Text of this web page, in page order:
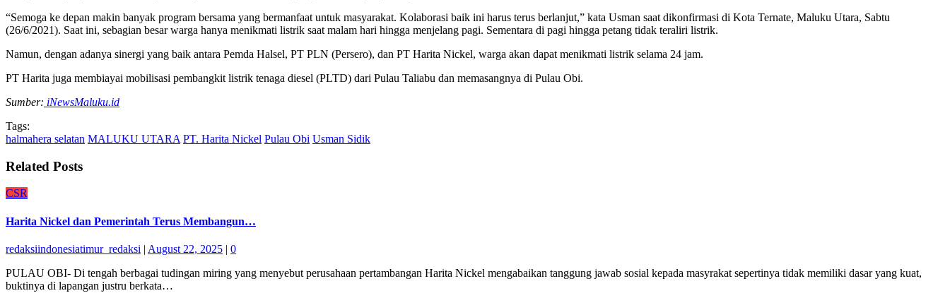
“Semoga ke depan makin banyak program bersama yang bermanfaat untuk masyarakat. Kolaborasi baik ini harus terus berlanjut,” kata Usman saat dikonfirmasi di Kota Ternate, Maluku Utara, Sabtu
(26/6/2021). Saat ini, sebagian besar warga hanya menikmati listrik saat malam hari hingga menjelang pagi. Sementara di pagi hingga petang tidak teraliri listrik.
Namun, dengan adanya sinergi yang baik antara Pemda Halsel, PT PLN (Persero), dan PT Harita Nickel, warga akan dapat menikmati listrik selama 24 jam.
PT Harita juga membiayai mobilisasi pembangkit listrik tenaga diesel (PLTD) dari Pulau Taliabu dan memasangnya di Pulau Obi.
Sumber: iNewsMaluku.id
Tags:
halmahera selatan MALUKU UTARA PT. Harita Nickel Pulau Obi Usman Sidik
Related Posts
CSR
Harita Nickel dan Pemerintah Terus Membangun…
redaksiindonesiatimur_redaksi | August 22, 2025 | 0
PULAU OBI- Di tengah berbagai tudingan miring yang menyebut perusahaan pertambangan Harita Nickel mengabaikan tanggung jawab sosial kepada masyrakat sepertinya tidak memiliki dasar yang kuat,
buktinya di lapangan justru berkata…